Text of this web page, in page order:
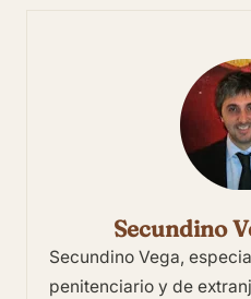
Secundino
Secundino Vega,
penitenciario y de